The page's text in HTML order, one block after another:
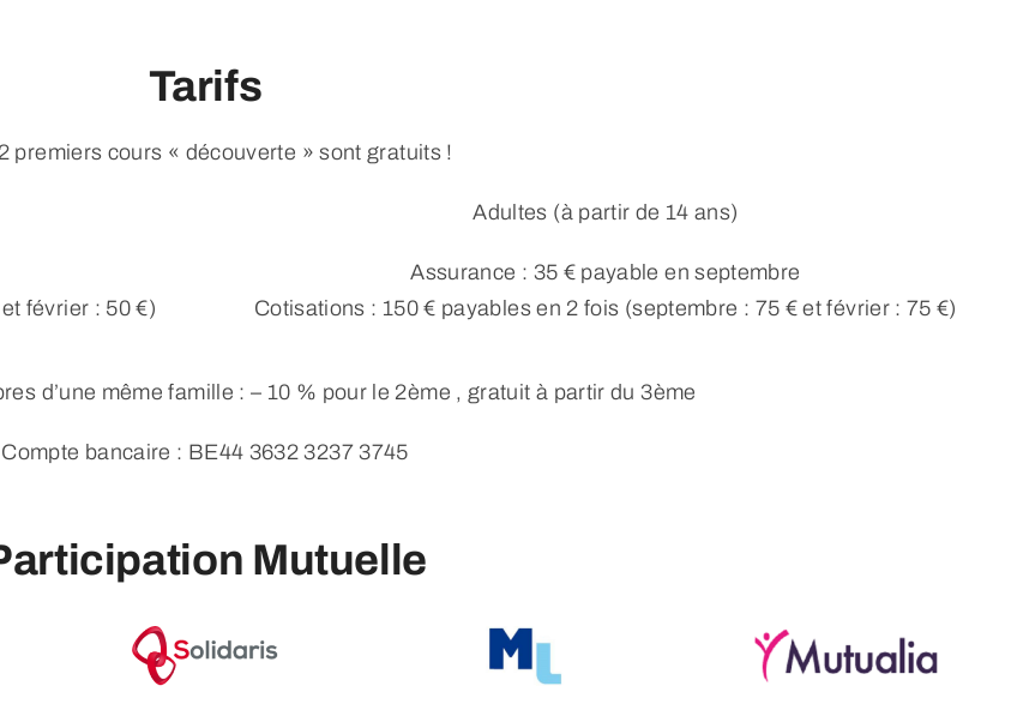
Tarifs
premiers cours « découverte » sont gratuits !
février : 50 €)
Adultes (à partir de 14 ans)
Assurance : 35 € payable en septembre
Cotisations : 150 € payables en 2 fois (septembre : 75 € et février : 75 €)
d’une même famille : – 10 % pour le 2ème , gratuit à partir du 3ème
Compte bancaire : BE44 3632 3237 3745
Mutuelle